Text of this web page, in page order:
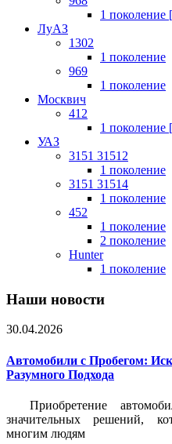
1 поколение
ЛуАЗ
1302
1 поколение
969
1 поколение
Москвич
412
1 поколение
УАЗ
3151 31512
1 поколение
3151 31514
1 поколение
452
1 поколение
2 поколение
Hunter
1 поколение
Наши новости
30.04.2026
Автомобили с Пробегом:
Разумного Подхода
Приобретение
значительных решений,
многим людям